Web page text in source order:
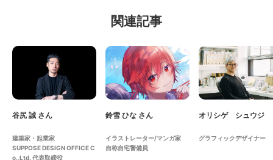
関連記事
谷尻 誠 さん
建築家・起業家
SUPPOSE DESIGN OFFICE C
o.,Ltd. 代表取締役
鈴雪 ひな さん
イラストレーター/マンガ家
自称自宅警備員
オリシゲ シュウジ
グラフィックデザイナー